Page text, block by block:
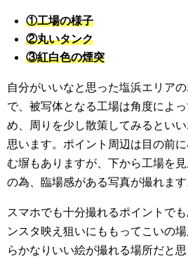
①工場の様子
②丸いタンク
③紅白色の煙突
自分がいいなと思った塩浜エリア
で、被写体となる工場は角度によ
め、周りを少し散策してみるとい
思います。ポイント周辺は目の前
む塀もありますが、下から工場を
の為、臨場感がある写真が撮れます
スマホでも十分撮れるポイントで
ンスタ映え狙いにももってこいの
らかなりいい絵が撮れる場所だと